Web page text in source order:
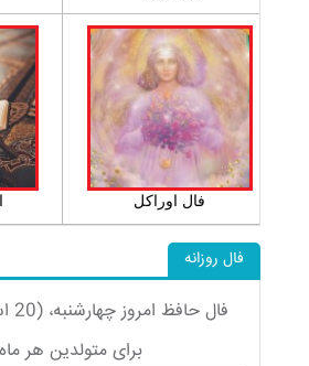
فال اوراکل
فال روزانه
برای متولدین هر ماه